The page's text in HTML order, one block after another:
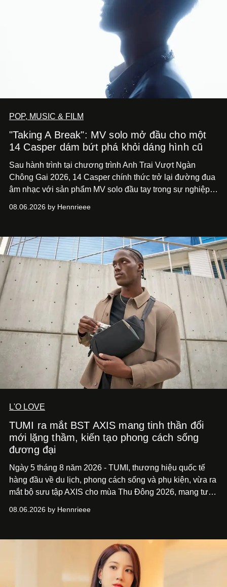
POP, MUSIC & FILM
"Taking A Break": MV solo mở đầu cho một
14 Casper dám bứt phá khỏi dáng hình cũ
Sau hành trình tại chương trình Anh Trai Vượt Ngàn
Chông Gai 2026, 14 Casper chính thức trở lại đường đua
âm nhạc với sản phẩm MV solo đầu tay trong sự nghiệp -
bước chuyển mình của 14 Casper sau chương trình, mà
của nam nghệ sĩ khi lần đầu tiên anh trình làng một MV
solo được đầu tư toàn diện từ sáng tác, sản xuất, trình
diễn đến hình ảnh.
08.06.2026 by Hennrieee
L'O LOVE
TUMI ra mắt BST AXIS mang tinh thần đổi
mới lặng thầm, kiến tạo phong cách sống
đương đại
Ngày 5 tháng 8 năm 2026 - TUMI, thương hiệu quốc tế
hàng đầu về du lịch, phong cách sống và phụ kiện, vừa ra
mắt bộ sưu tập AXIS cho mùa Thu Đông 2026, mang tư
và phong cách sống hiện đại bằng thiết kế sắc nét, chuẩn
08.06.2026 by Hennrieee